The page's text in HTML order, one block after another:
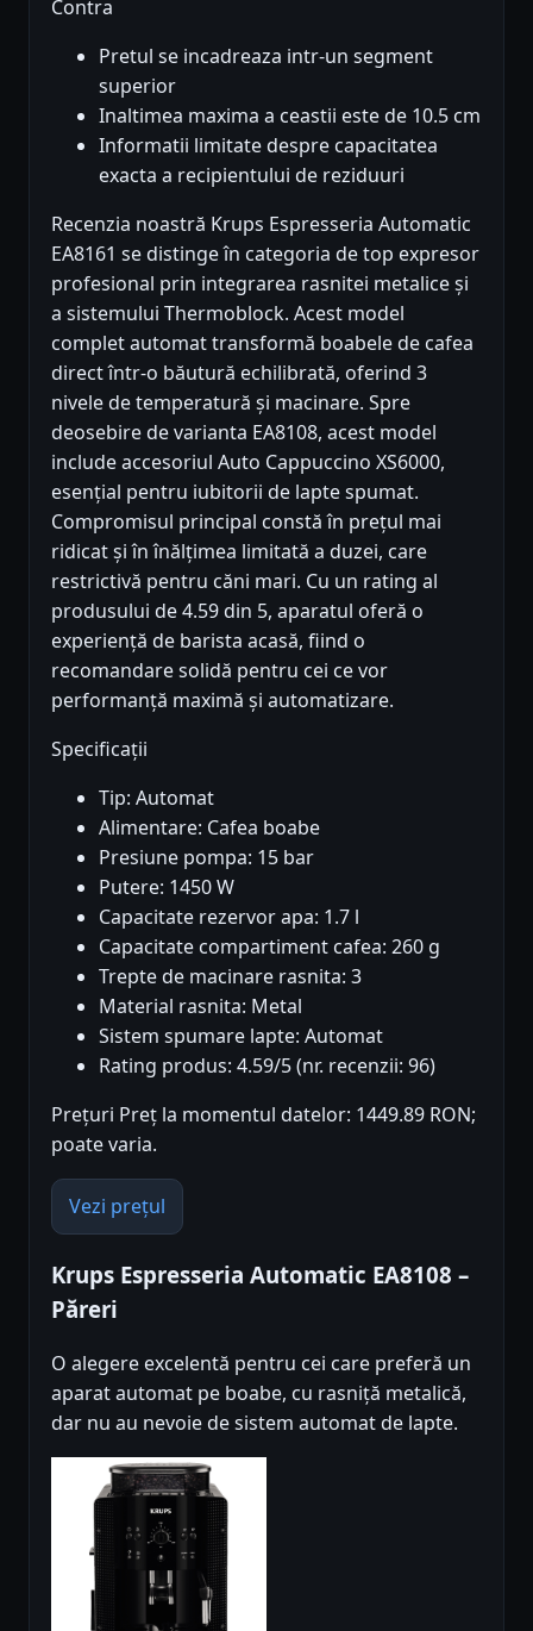
Contra
Pretul se incadreaza intr-un segment
superior
Inaltimea maxima a ceastii este de 10.5 cm
Informatii limitate despre capacitatea
exacta a recipientului de reziduuri
Recenzia noastră Krups Espresseria Automatic
EA8161 se distinge în categoria de top expresor
profesional prin integrarea rasnitei metalice și
a sistemului Thermoblock. Acest model
complet automat transformă boabele de cafea
direct într-o băutură echilibrată, oferind 3
nivele de temperatură și macinare. Spre
deosebire de varianta EA8108, acest model
include accesoriul Auto Cappuccino XS6000,
esențial pentru iubitorii de lapte spumat.
Compromisul principal constă în prețul mai
ridicat și în înălțimea limitată a duzei, care
restrictivă pentru căni mari. Cu un rating al
produsului de 4.59 din 5, aparatul oferă o
experiență de barista acasă, fiind o
recomandare solidă pentru cei ce vor
performanță maximă și automatizare.
Specificații
Tip: Automat
Alimentare: Cafea boabe
Presiune pompa: 15 bar
Putere: 1450 W
Capacitate rezervor apa: 1.7 l
Capacitate compartiment cafea: 260 g
Trepte de macinare rasnita: 3
Material rasnita: Metal
Sistem spumare lapte: Automat
Rating produs: 4.59/5 (nr. recenzii: 96)
Prețuri Preț la momentul datelor: 1449.89 RON;
poate varia.
Vezi prețul
Krups Espresseria Automatic EA8108 –
Păreri
O alegere excelentă pentru cei care preferă un
aparat automat pe boabe, cu rasniță metalică,
dar nu au nevoie de sistem automat de lapte.